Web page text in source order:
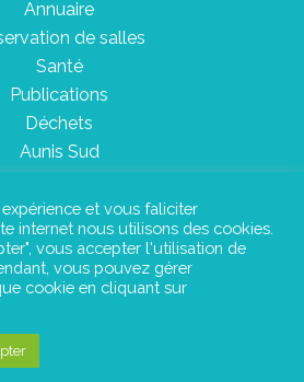
Annuaire
de salles
Santé
Publications
Déchets
Aunis Sud
Plan du site
Mentions légales
©Instant Urbain
et vous faliciter
internet nous utilisons des cookies.
vous accepter l'utilisation de
vous pouvez gérer
cookie en cliquant sur